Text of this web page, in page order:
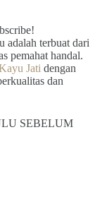
adalah terbuat dari
pemahat handal.
Jati dengan
dan
SEBELUM